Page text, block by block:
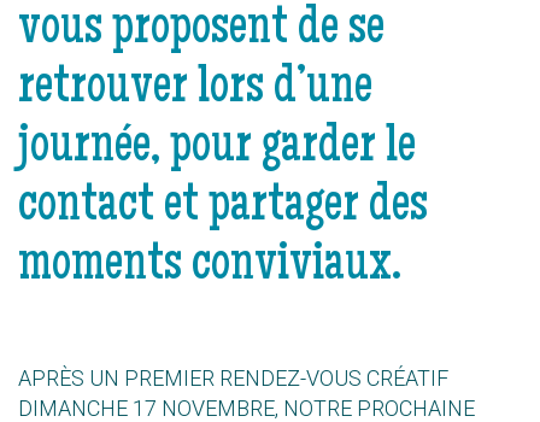
vous proposent de se
retrouver lors d’une
journée, pour garder le
contact et partager des
moments conviviaux.
APRÈS UN PREMIER RENDEZ-VOUS CRÉATIF
DIMANCHE 17 NOVEMBRE, NOTRE PROCHAINE